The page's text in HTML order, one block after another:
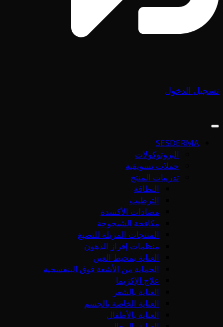
تسجيل الدخول
SESDERMA
البروتوكولات
حملات تسويقية
تدريبات المنتج
النظافة
الترطيب
مضادات الأكسدة
مكافحة الشيخوخة
المنتجات المزيلة للتصبغ
منظمات إفراز الدهون
العناية بمحيط العين
الحماية من الأشعة فوق البنفسجية
علاج الإكزيما
العناية بالشعر
العناية الخاصة بالجسم
العناية بالأطفال